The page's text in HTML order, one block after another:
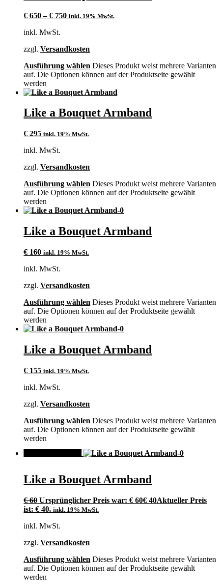
€ 650–€ 750 inkl. 19% MwSt.
inkl. MwSt.
zzgl. Versandkosten
Ausführung wählen Dieses Produkt weist mehrere Varianten
auf. Die Optionen können auf der Produktseite gewählt
werden
Like a Bouquet Armband
€ 295 inkl. 19% MwSt.
inkl. MwSt.
zzgl. Versandkosten
Ausführung wählen Dieses Produkt weist mehrere Varianten
auf. Die Optionen können auf der Produktseite gewählt
werden
Like a Bouquet Armband
€ 160 inkl. 19% MwSt.
inkl. MwSt.
zzgl. Versandkosten
Ausführung wählen Dieses Produkt weist mehrere Varianten
auf. Die Optionen können auf der Produktseite gewählt
werden
Like a Bouquet Armband
€ 155 inkl. 19% MwSt.
inkl. MwSt.
zzgl. Versandkosten
Ausführung wählen Dieses Produkt weist mehrere Varianten
auf. Die Optionen können auf der Produktseite gewählt
werden
Like a Bouquet Armband
€60 Ursprünglicher Preis war: € 60€ 40Aktueller Preis
ist: € 40. inkl. 19% MwSt.
inkl. MwSt.
zzgl. Versandkosten
Ausführung wählen Dieses Produkt weist mehrere Varianten
auf. Die Optionen können auf der Produktseite gewählt
werden